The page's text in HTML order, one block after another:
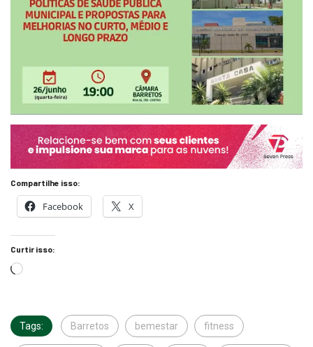
Compartilhe isso:
Facebook
qualidadedevida samu saúde vidasaudavel